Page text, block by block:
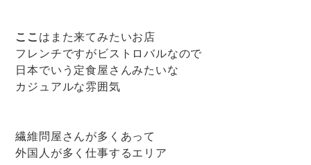
ここはまた来てみたいお店
フレンチですがビストロバルなので
日本でいう定食屋さんみたいな
カジュアルな雰囲気
繊維問屋さんが多くあって
外国人が多く仕事するエリア